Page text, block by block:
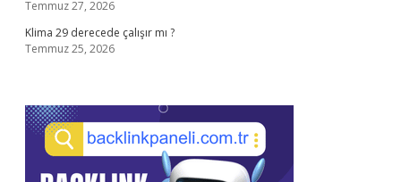
Temmuz 27, 2026
Klima 29 derecede çalışır mı ?
Temmuz 25, 2026